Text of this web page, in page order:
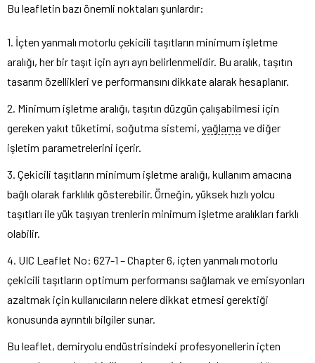
Bu leafletin bazı önemli noktaları şunlardır:
1. İçten yanmalı motorlu çekicili taşıtların minimum işletme
aralığı, her bir taşıt için ayrı ayrı belirlenmelidir. Bu aralık, taşıtın
tasarım özellikleri ve performansını dikkate alarak hesaplanır.
2. Minimum işletme aralığı, taşıtın düzgün çalışabilmesi için
gereken yakıt tüketimi, soğutma sistemi, yağlama ve diğer
işletim parametrelerini içerir.
3. Çekicili taşıtların minimum işletme aralığı, kullanım amacına
bağlı olarak farklılık gösterebilir. Örneğin, yüksek hızlı yolcu
taşıtları ile yük taşıyan trenlerin minimum işletme aralıkları farklı
olabilir.
4. UIC Leaflet No: 627-1 – Chapter 6, içten yanmalı motorlu
çekicili taşıtların optimum performansı sağlamak ve emisyonları
azaltmak için kullanıcıların nelere dikkat etmesi gerektiği
konusunda ayrıntılı bilgiler sunar.
Bu leaflet, demiryolu endüstrisindeki profesyonellerin içten